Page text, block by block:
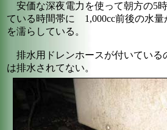
安価な深夜電力を使って朝方の5
ている時間帯に 1,000cc前後の水量
を濡らしている。
排水用ドレンホースが付いている
は排水されてない。